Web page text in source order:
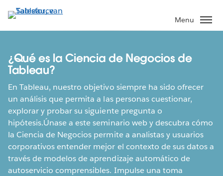
Verder
naar
hoofdinhoud
Menu
¿Qué es la Ciencia de Negocios de
Tableau?
En Tableau, nuestro objetivo siempre ha sido ofrecer
un análisis que permita a las personas cuestionar,
explorar y probar su siguiente pregunta o
hipótesis.Únase a este seminario web y descubra cómo
la Ciencia de Negocios permite a analistas y usuarios
corporativos entender mejor el contexto de sus datos a
través de modelos de aprendizaje automático de
autoservicio comprensibles. Impulse una toma